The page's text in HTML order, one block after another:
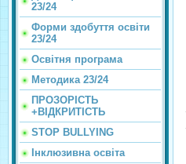
23/24
Форми здобуття освіти
23/24
Освітня програма
Методика 23/24
ПРОЗОРІСТЬ
+ВІДКРИТІСТЬ
STOP BULLYING
Інклюзивна освіта